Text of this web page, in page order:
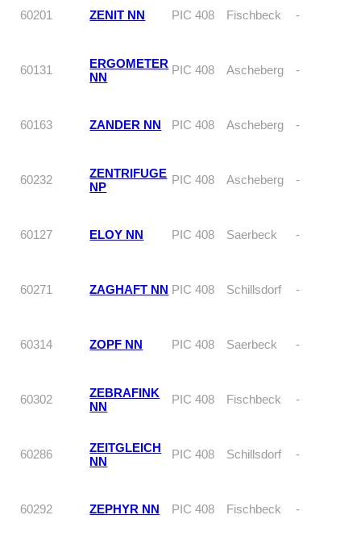
60201 ZENIT NN PIC 408 Fischbeck -
60131
ERGOMETER
NN
PIC 408 Ascheberg -
60163 ZANDER NN PIC 408 Ascheberg -
60232
ZENTRIFUGE
NP
PIC 408 Ascheberg -
60127 ELOY NN PIC 408 Saerbeck -
60271 ZAGHAFT NN PIC 408 Schillsdorf -
60314 ZOPF NN PIC 408 Saerbeck -
60302
ZEBRAFINK
NN
PIC 408 Fischbeck -
60286
ZEITGLEICH
NN
PIC 408 Schillsdorf -
60292 ZEPHYR NN PIC 408 Fischbeck -